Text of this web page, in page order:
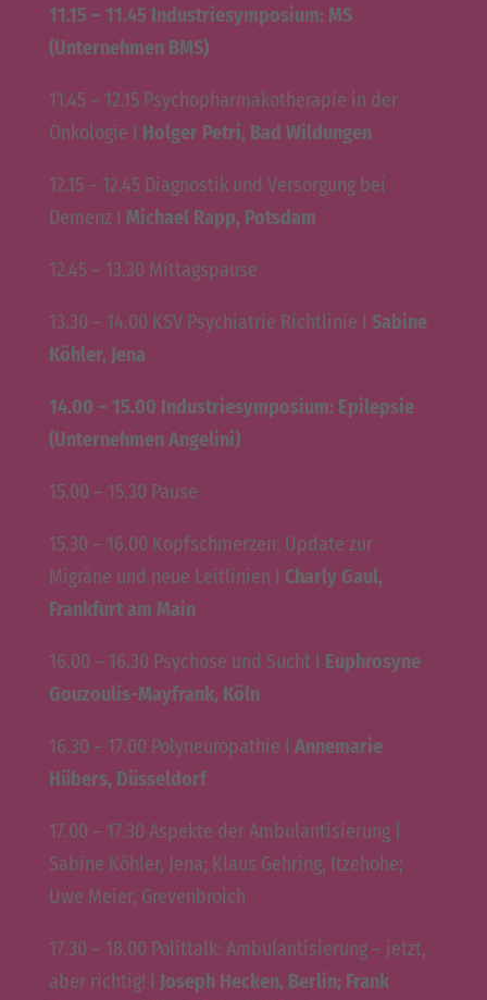
11.15 – 11.45 Industriesymposium: MS
(Unternehmen BMS)
11.45 – 12.15 Psychopharmakotherapie in der
Onkologie I Holger Petri, Bad Wildungen
12.15 – 12.45 Diagnostik und Versorgung bei
Demenz I Michael Rapp, Potsdam
12.45 – 13.30 Mittagspause
13.30 – 14.00 KSV Psychiatrie Richtlinie I Sabine
Köhler, Jena
14.00 – 15.00 Industriesymposium: Epilepsie
(Unternehmen Angelini)
15.00 – 15.30 Pause
15.30 – 16.00 Kopfschmerzen: Update zur
Migräne und neue Leitlinien I Charly Gaul,
Frankfurt am Main
16.00 – 16.30 Psychose und Sucht I Euphrosyne
Gouzoulis-Mayfrank, Köln
16.30 – 17.00 Polyneuropathie I Annemarie
Hübers, Düsseldorf
17.00 – 17.30 Aspekte der Ambulantisierung |
Sabine Köhler, Jena; Klaus Gehring, Itzehohe;
Uwe Meier, Grevenbroich
17.30 – 18.00 Polittalk: Ambulantisierung – jetzt,
aber richtig! I Joseph Hecken, Berlin; Frank